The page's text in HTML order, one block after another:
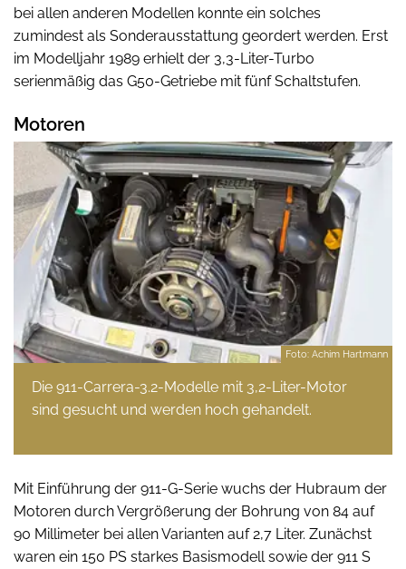
bei allen anderen Modellen konnte ein solches
zumindest als Sonderausstattung geordert werden. Erst
im Modelljahr 1989 erhielt der 3,3-Liter-Turbo
serienmäßig das G50-Getriebe mit fünf Schaltstufen.
Motoren
Foto: Achim Hartmann
Die 911-Carrera-3.2-Modelle mit 3,2-Liter-Motor
sind gesucht und werden hoch gehandelt.
Mit Einführung der 911-G-Serie wuchs der Hubraum der
Motoren durch Vergrößerung der Bohrung von 84 auf
90 Millimeter bei allen Varianten auf 2,7 Liter. Zunächst
waren ein 150 PS starkes Basismodell sowie der 911 S